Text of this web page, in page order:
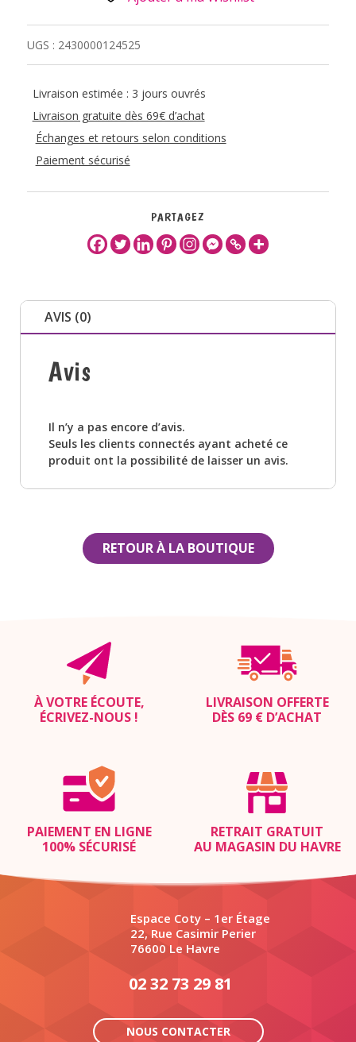
-
COUTURE
UGS : 2430000124525
Livraison estimée : 3 jours ouvrés
Livraison gratuite dès 69€ d’achat
Échanges et retours selon conditions
Paiement sécurisé
PARTAGEZ
AVIS (0)
Avis
Il n’y a pas encore d’avis.
Seuls les clients connectés ayant acheté ce
produit ont la possibilité de laisser un avis.
RETOUR À LA BOUTIQUE
À VOTRE ÉCOUTE,
ÉCRIVEZ-NOUS !
LIVRAISON OFFERTE
DÈS 69 € D’ACHAT
PAIEMENT EN LIGNE
100% SÉCURISÉ
RETRAIT GRATUIT
AU MAGASIN DU HAVRE
Espace Coty – 1er Étage
22, Rue Casimir Perier
76600 Le Havre
02 32 73 29 81
NOUS CONTACTER